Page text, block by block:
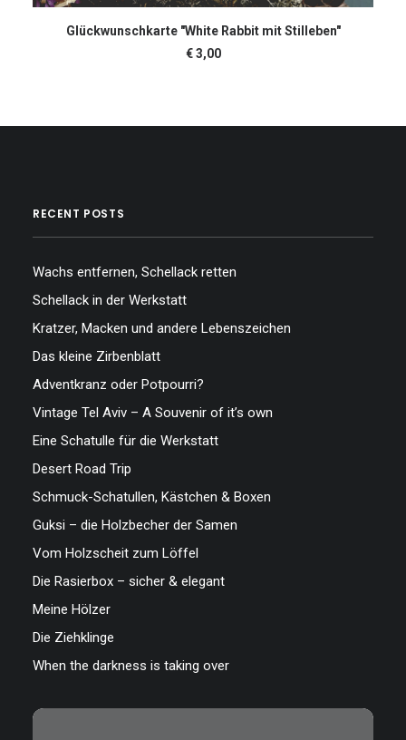
IN DEN WARENKORB
Glückwunschkarte "White Rabbit mit Stilleben"
€3,00
RECENT POSTS
Wachs entfernen, Schellack retten
Schellack in der Werkstatt
Kratzer, Macken und andere Lebenszeichen
Das kleine Zirbenblatt
Adventkranz oder Potpourri?
Vintage Tel Aviv – A Souvenir of it’s own
Eine Schatulle für die Werkstatt
Desert Road Trip
Schmuck-Schatullen, Kästchen & Boxen
Guksi – die Holzbecher der Samen
Vom Holzscheit zum Löffel
Die Rasierbox – sicher & elegant
Meine Hölzer
Die Ziehklinge
When the darkness is taking over